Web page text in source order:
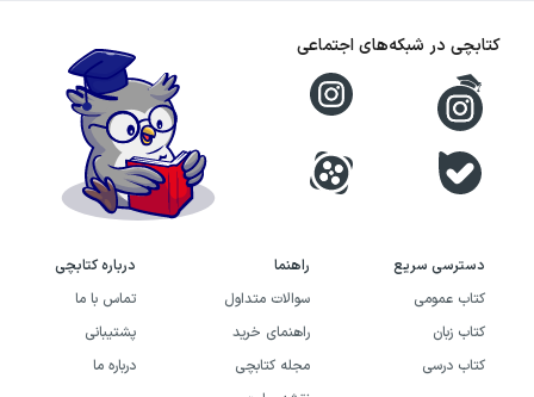
دسترسی سریع
کتاب عمومی
کتاب زبان
کتاب درسی
راهنما
سوالات متداول
راهنمای خرید
مجله کتابچی
درباره کتابچی
تماس با ما
پشتیبانی
درباره ما
کتابچی در شبکه‌های اجتماعی